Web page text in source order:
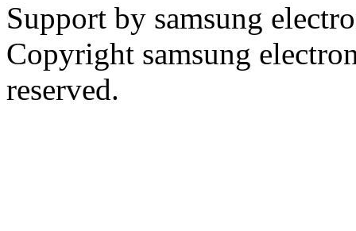
Support by samsung
Copyright samsung
reserved.